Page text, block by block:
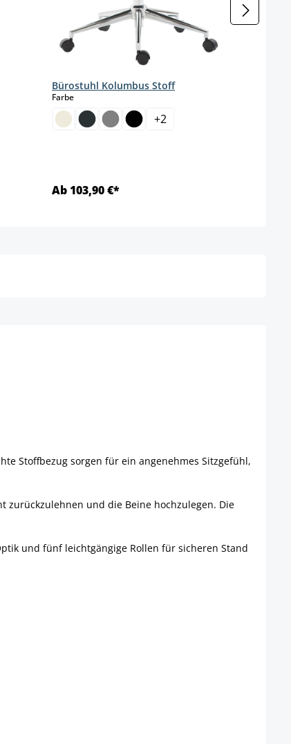
Bürostuhl Kolumbus Stoff
Farbeauswählen
+2
Ab 103,90 €*
Stoffbezug sorgen für ein angenehmes Sitzgefühl,
zurückzulehnen und die Beine hochzulegen. Die
und fünf leichtgängige Rollen für sicheren Stand